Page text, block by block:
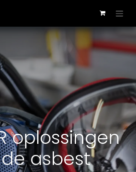
oplossingen
asbest